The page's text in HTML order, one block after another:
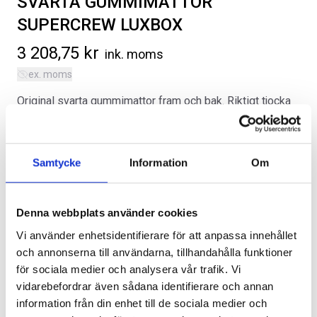
Samtycke Information Om
Denna webbplats använder cookies
Vi använder enhetsidentifierare för att anpassa innehållet
och annonserna till användarna, tillhandahålla funktioner
för sociala medier och analysera vår trafik. Vi
vidarebefordrar även sådana identifierare och annan
information från din enhet till de sociala medier och
Artikelnr:RA0109
kr
Artikelnr:RA0215
759kr
SUPERCREW LUXBOX
3 208,75 kr ink. moms
ex. moms
Original svarta gummimattor fram och bak. Riktigt tjocka
gummimattor för svenskt klimat gör skillnad. Passar
SuperCrew modeller utrustade med förvarningslåda
Lägg i varukorg